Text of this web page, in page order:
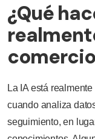
¿Qué
La IA está
cuando analiza
seguimiento, en